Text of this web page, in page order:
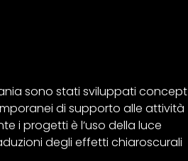
sono stati sviluppati concept
di supporto alle attività
i progetti è l’uso della luce
degli effetti chiaroscurali